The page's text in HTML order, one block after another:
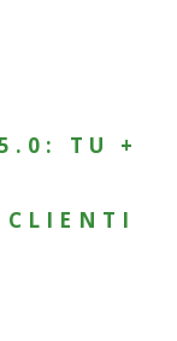
TU +
CLIENTI